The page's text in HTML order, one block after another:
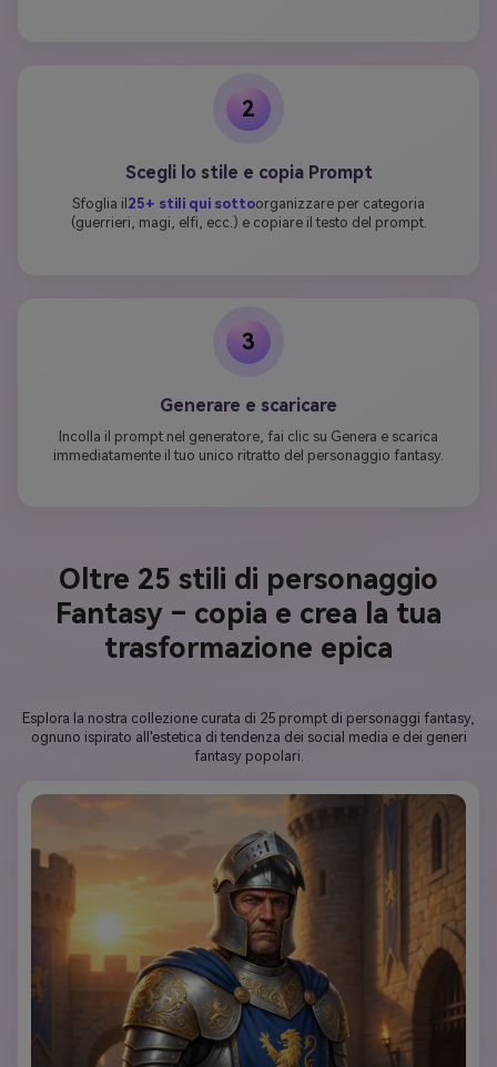
2
Scegli lo stile e copia Prompt
Sfoglia il 25+ stili qui sottoorganizzare per categoria
(guerrieri, magi, elfi, ecc.) e copiare il testo del prompt.
3
Generare e scaricare
Incolla il prompt nel generatore, fai clic su Genera e scarica
immediatamente il tuo unico ritratto del personaggio fantasy.
Oltre 25 stili di personaggio
Fantasy – copia e crea la tua
trasformazione epica
Esplora la nostra collezione curata di 25 prompt di personaggi fantasy,
ognuno ispirato all'estetica di tendenza dei social media e dei generi
fantasy popolari.